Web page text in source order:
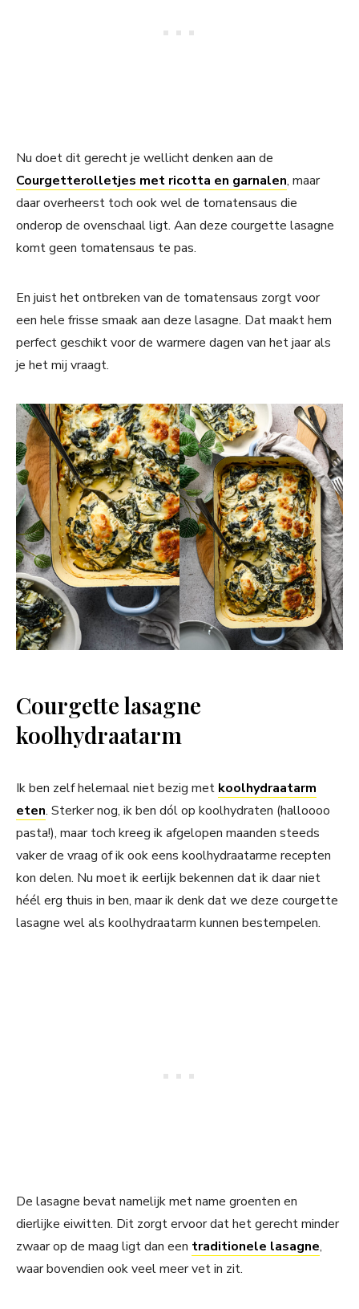
Nu doet dit gerecht je wellicht denken aan de
Courgetterolletjes met ricotta en garnalen, maar
daar overheerst toch ook wel de tomatensaus die
onderop de ovenschaal ligt. Aan deze courgette lasagne
komt geen tomatensaus te pas.
En juist het ontbreken van de tomatensaus zorgt voor
een hele frisse smaak aan deze lasagne. Dat maakt hem
perfect geschikt voor de warmere dagen van het jaar als
je het mij vraagt.
Courgette lasagne
koolhydraatarm
Ik ben zelf helemaal niet bezig met koolhydraatarm
eten. Sterker nog, ik ben dól op koolhydraten (halloooo
pasta!), maar toch kreeg ik afgelopen maanden steeds
vaker de vraag of ik ook eens koolhydraatarme recepten
kon delen. Nu moet ik eerlijk bekennen dat ik daar niet
héél erg thuis in ben, maar ik denk dat we deze courgette
lasagne wel als koolhydraatarm kunnen bestempelen.
De lasagne bevat namelijk met name groenten en
dierlijke eiwitten. Dit zorgt ervoor dat het gerecht minder
zwaar op de maag ligt dan een traditionele lasagne,
waar bovendien ook veel meer vet in zit.